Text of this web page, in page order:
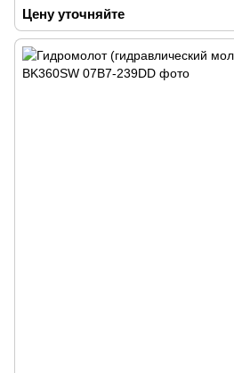
Цену уточняйте